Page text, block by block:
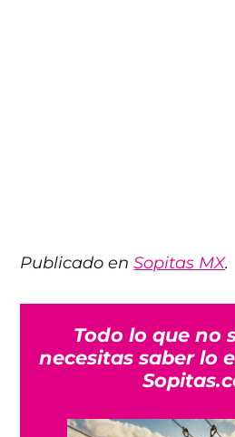
Publicado enSopitas MX.
Todo lo que no
necesitas saber lo